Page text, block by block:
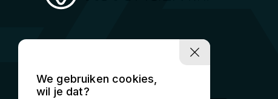
We gebruiken cookies,
wil je dat?